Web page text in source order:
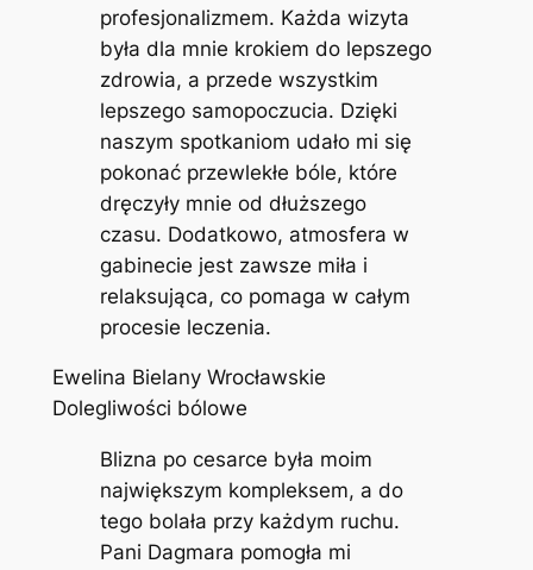
profesjonalizmem. Każda wizyta
była dla mnie krokiem do lepszego
zdrowia, a przede wszystkim
lepszego samopoczucia. Dzięki
naszym spotkaniom udało mi się
pokonać przewlekłe bóle, które
dręczyły mnie od dłuższego
czasu. Dodatkowo, atmosfera w
gabinecie jest zawsze miła i
relaksująca, co pomaga w całym
procesie leczenia.
Ewelina Bielany Wrocławskie
Dolegliwości bólowe
Blizna po cesarce była moim
największym kompleksem, a do
tego bolała przy każdym ruchu.
Pani Dagmara pomogła mi